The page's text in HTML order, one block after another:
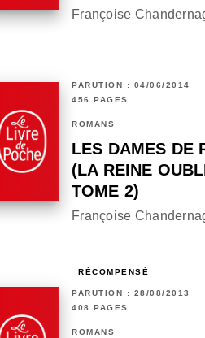
Françoise
PARUTION : 04/06/2014
456 PAGES
ROMANS
LES DAMES DE
(LA REINE
TOME 2)
Françoise
RÉCOMPENSÉ
PARUTION : 28/08/2013
408 PAGES
ROMANS